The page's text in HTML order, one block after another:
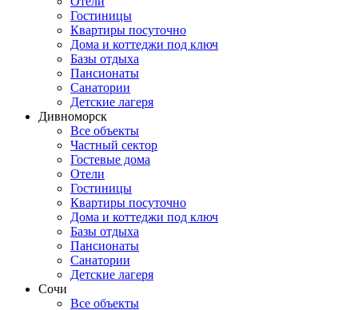
Гостиницы
Квартиры посуточно
Дома и коттеджи под ключ
Базы отдыха
Пансионаты
Санатории
Детские лагеря
Дивноморск
Все объекты
Частный сектор
Гостевые дома
Отели
Гостиницы
Квартиры посуточно
Дома и коттеджи под ключ
Базы отдыха
Пансионаты
Санатории
Детские лагеря
Сочи
Все объекты